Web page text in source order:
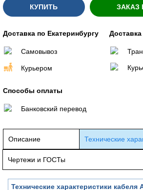
КУПИТЬ ЗАКАЗ
Доставка по Екатеринбургу
Самовывоз
Курьером
Способы оплаты
Банковский перевод
Описание Технические
Чертежи и ГОСТы
Технические характеристики